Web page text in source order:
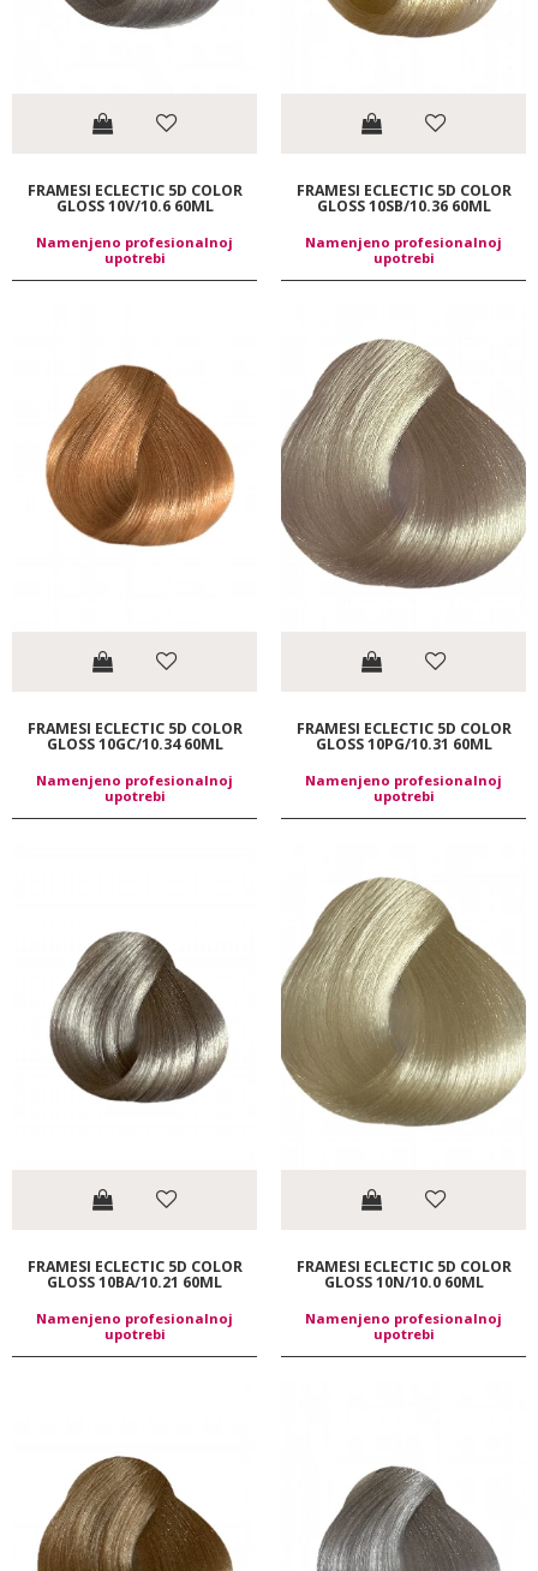
FRAMESI ECLECTIC 5D COLOR
GLOSS 10V/10.6 60ML
Namenjeno profesionalnoj
upotrebi
FRAMESI ECLECTIC 5D COLOR
GLOSS 10SB/10.36 60ML
Namenjeno profesionalnoj
upotrebi
FRAMESI ECLECTIC 5D COLOR
GLOSS 10GC/10.34 60ML
Namenjeno profesionalnoj
upotrebi
FRAMESI ECLECTIC 5D COLOR
GLOSS 10PG/10.31 60ML
Namenjeno profesionalnoj
upotrebi
FRAMESI ECLECTIC 5D COLOR
GLOSS 10BA/10.21 60ML
Namenjeno profesionalnoj
upotrebi
FRAMESI ECLECTIC 5D COLOR
GLOSS 10N/10.0 60ML
Namenjeno profesionalnoj
upotrebi